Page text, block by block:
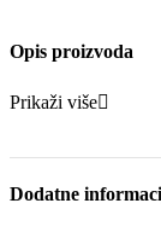
Opis proizvoda
Prikaži više
Dodatne